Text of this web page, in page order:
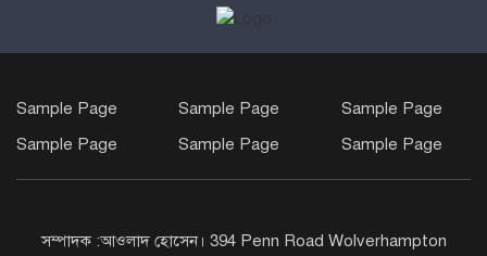
Sample Page Sample Page
Sample Page
Sample Page
Sample Page Sample Page
সম্পাদক :আওলাদ হোসেন। 394 Penn Road Wolverhampton